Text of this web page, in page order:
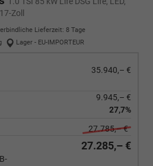
Zoll
Lieferzeit: 8 Tage
Lager - EU-IMPORTEUR
35.940,– €
9.945,– €
27,7%
27.785,– €
27.285,– €